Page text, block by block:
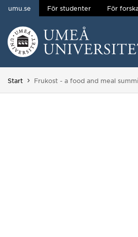
Hoppa direkt till innehållet
umu.se För studenter För
Start Du är här:
Frukost - a food and meal